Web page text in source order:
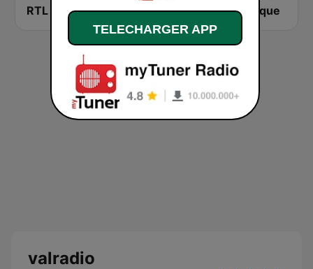
RTL 2 Montecarlo al doualiya (مونت كارلو الدولية) RFI Afrique
valradio
TELECHARGER APP